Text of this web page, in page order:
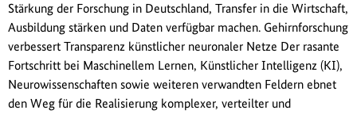
Stärkung der Forschung in Deutschland, Transfer in die Wirtschaft,
Ausbildung stärken und Daten verfügbar machen. Gehirnforschung
verbessert Transparenz künstlicher neuronaler Netze Der rasante
Fortschritt bei Maschinellem Lernen, Künstlicher Intelligenz (KI),
Neurowissenschaften sowie weiteren verwandten Feldern ebnet
den Weg für die Realisierung komplexer, verteilter und